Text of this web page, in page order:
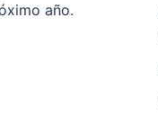
año.